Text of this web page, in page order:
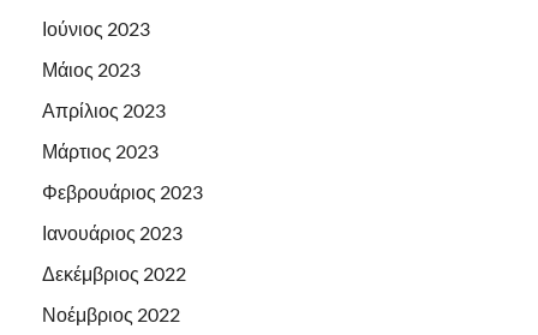
Ιούνιος 2023
Μάιος 2023
Απρίλιος 2023
Μάρτιος 2023
Φεβρουάριος 2023
Ιανουάριος 2023
Δεκέμβριος 2022
Νοέμβριος 2022